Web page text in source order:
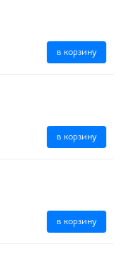
в корзину
в корзину
в корзину